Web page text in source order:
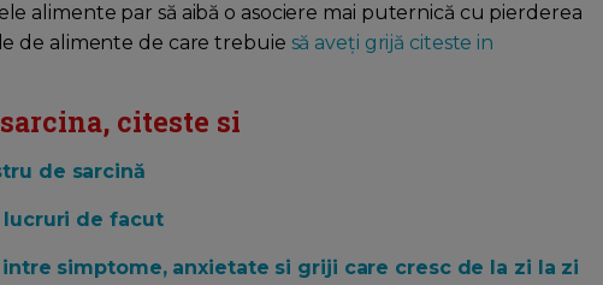
alimente par să aibă o asociere mai puternică cu pierderea
de alimente de care trebuie să aveți grijă citeste in
citeste si
de sarcină
lucruri de facut
simptome, anxietate si griji care cresc de la zi la zi